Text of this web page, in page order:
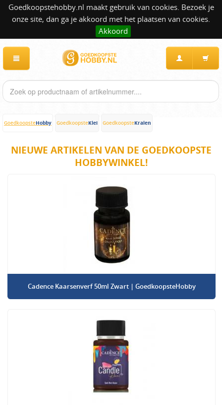
Goedkoopstehobby.nl maakt gebruik van cookies. Bezoek je
onze site, dan ga je akkoord met het plaatsen van cookies.
Akkoord
GoedkoopsteHobby GoedkoopsteKlei GoedkoopsteKralen
NIEUWE ARTIKELEN VAN DE GOEDKOOPSTE
HOBBYWINKEL!
Cadence Kaarsenverf 50ml Zwart | GoedkoopsteHobby